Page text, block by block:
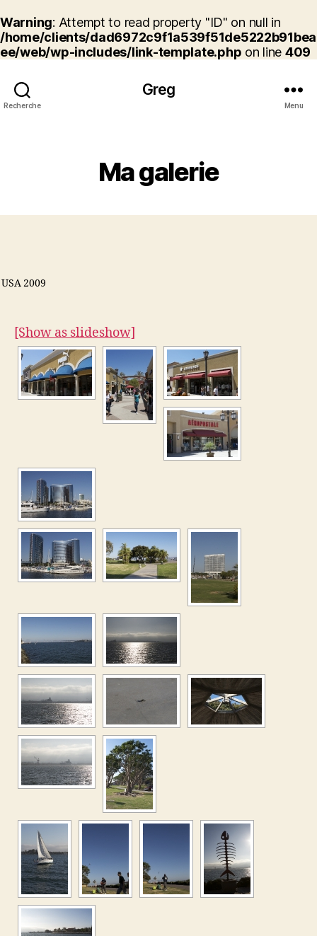
Warning: Attempt to read property "ID" on null in
/home/clients/dad6972c9f1a539f51de5222b91bea
ee/web/wp-includes/link-template.php on line 409
Recherche
Greg
Menu
Ma galerie
USA 2009
[Show as slideshow]